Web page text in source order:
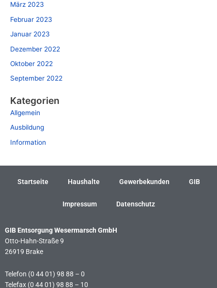
März 2023
Februar 2023
Januar 2023
Dezember 2022
Oktober 2022
September 2022
Kategorien
Allgemein
Ausbildung
Information
Startseite Haushalte Gewerbekunden GIB
Impressum Datenschutz
GIB Entsorgung Wesermarsch GmbH
Otto-Hahn-Straße 9
26919 Brake
Telefon (0 44 01) 98 88 – 0
Telefax (0 44 01) 98 88 – 10